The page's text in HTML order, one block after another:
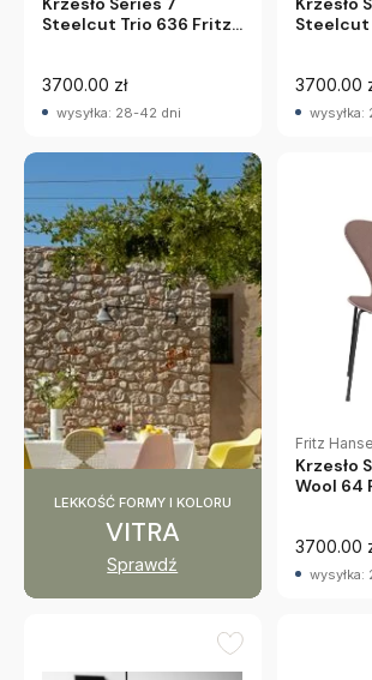
Steelcut Trio 636 Fritz
3700.00 zł
wysyłka: 28-42 dni
Steelcut
3700.00
LEKKOŚĆ FORMY I KOLORU
VITRA
Sprawdź
Fritz
Krzesło
Wool 64
3700.00